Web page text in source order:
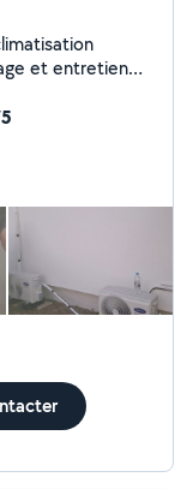
et entretien
_Camion
meubles et
(cuisines,